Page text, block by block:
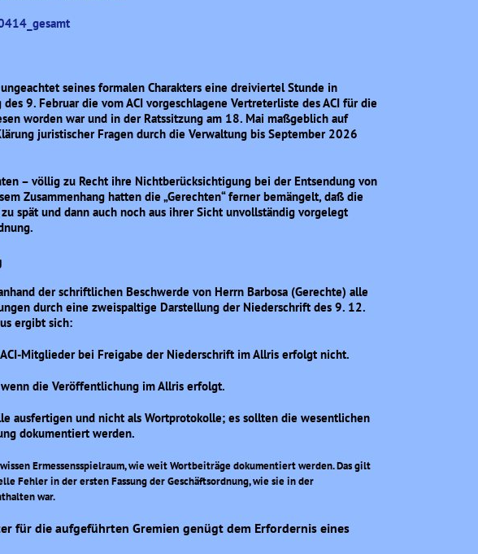
seines formalen Charakters eine dreiviertel Stunde in
9. Februar die vom ACI vorgeschlagene Vertreterliste des ACI für die
worden war und in der Ratssitzung am 18. Mai maßgeblich auf
juristischer Fragen durch die Verwaltung bis September 2026
– völlig zu Recht ihre Nichtberücksichtigung bei der Entsendung von
Zusammenhang hatten die „Gerechten“ ferner bemängelt, daß die
spät und dann auch noch aus ihrer Sicht unvollständig vorgelegt
der schriftlichen Beschwerde von Herrn Barbosa (Gerechte) alle
durch eine zweispaltige Darstellung der Niederschrift des 9. 12.
ergibt sich:
Mitglieder bei Freigabe der Niederschrift im Allris erfolgt nicht.
die Veröffentlichung im Allris erfolgt.
ausfertigen und nicht als Wortprotokolle; es sollten die wesentlichen
dokumentiert werden.
Ermessensspielraum, wie weit Wortbeiträge dokumentiert werden. Das gilt
Fehler in der ersten Fassung der Geschäftsordnung, wie sie in der
war.
für die aufgeführten Gremien genügtdem Erfordernis eines